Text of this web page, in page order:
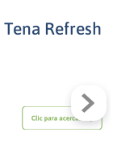
Refresh